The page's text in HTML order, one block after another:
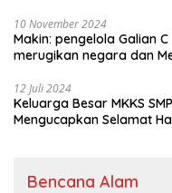
10 November 2024
Makin: pengelola Galian
merugikan negara dan
12 Juli 2024
Keluarga Besar MKKS
Mengucapkan Selamat Hari Koperasi Nasional Ke 77 Tahun
Bencana Alam